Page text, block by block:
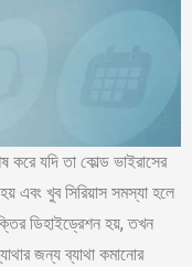
করে যদি তা কোল্ড ভাইরাসের
এবং খুব সিরিয়াস সমস্যা হলে
ডিহাইড্রেশন হয়, তখন
জন্য ব্যাথা কমানোর